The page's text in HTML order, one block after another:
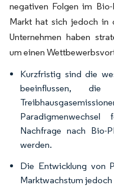
negativen Folgen im
Markt hat sich jedoch in
Unternehmen haben
um einen
Kurzfristig sind die
beeinflussen, die
Nachfrage nach Bio-
werden.
Die Entwicklung von
Marktwachstum